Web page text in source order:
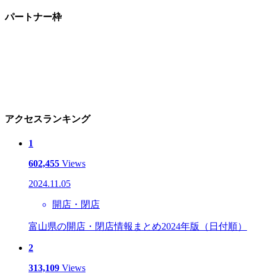
パートナー枠
アクセスランキング
1
602,455 Views
2024.11.05
開店・閉店
富山県の開店・閉店情報まとめ2024年版（日付順）
2
313,109 Views